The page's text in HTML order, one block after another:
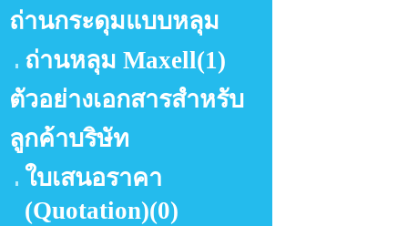
ถ่านกระดุมแบบหลุม
ถ่านหลุม Maxell(1)
ตัวอย่างเอกสารสำหรับ
ลูกค้าบริษัท
ใบเสนอราคา
(Quotation)(0)